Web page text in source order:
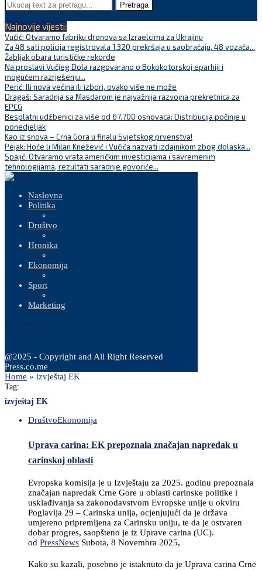
Pretraga
Najnovije vijesti:
Vučić: Otvaramo fabriku dronova sa Izraelcima za Ukrajinu
Za 48 sati policija registrovala 1.320 prekršaja u saobraćaju, 48 vozača...
Žabljak obara turističke rekorde
Na proslavi Vučjeg Dola razgovarano o Bokokotorskoj eparhiji i
mogućem razrješenju...
Perić: Ili nova većina ili izbori, ovako više ne može
Dragaš: Saradnja sa Masdarom je najvažnija razvojna prekretnica za
EPCG
Besplatni udžbenici za više od 67.700 osnovaca: Distribucija počinje u
ponedjeljak
Kao iz snova – Crna Gora u finalu Svjetskog prvenstva!
Pejak: Hoće li Milan Knežević i Vučića nazvati izdajnikom zbog dolaska...
Spajić: Otvaramo vrata američkim investicijama i savremenim
tehnologijama, rezultati saradnje govoriće...
Naslovna
Politika
Društvo
Hronika
Ekonomija
Sport
Marketing
@2025 - Copyright and All Right Reserved
Press.co.me
Home » izvještaj EK
Tag:
izvještaj EK
DruštvoEkonomija
Uprava carina: EK prepoznala značajan napredak u
carinskoj oblasti
Evropska komisija je u Izvještaju za 2025. godinu prepoznala
značajan napredak Crne Gore u oblasti carinske politike i
usklađivanja sa zakonodavstvom Evropske unije u okviru
Poglavlja 29 – Carinska unija, ocjenjujući da je država
umjereno pripremljena za Carinsku uniju, te da je ostvaren
dobar progres, saopšteno je iz Uprave carina (UC).
od PressNews Subota, 8 Novembra 2025,
Kako su kazali, posebno je istaknuto da je Uprava carina Crne